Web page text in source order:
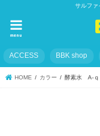
サルファ
menu
ACCESS BBK shop
HOME カラー 酵素水 A‐ｑ